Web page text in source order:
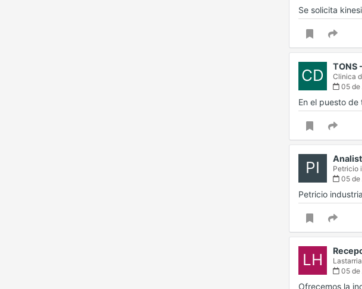
Se solicita
CD TONS
Clinica
05 de
En el puesto
PI
Petricio
05 de
Petricio
LH
05 de
Ofrecemos la